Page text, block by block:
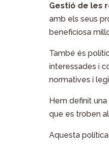
Gestió de les
amb els seus
beneficiosa
També és
interessades i
normatives i
Hem definit
que es troben
Aquesta